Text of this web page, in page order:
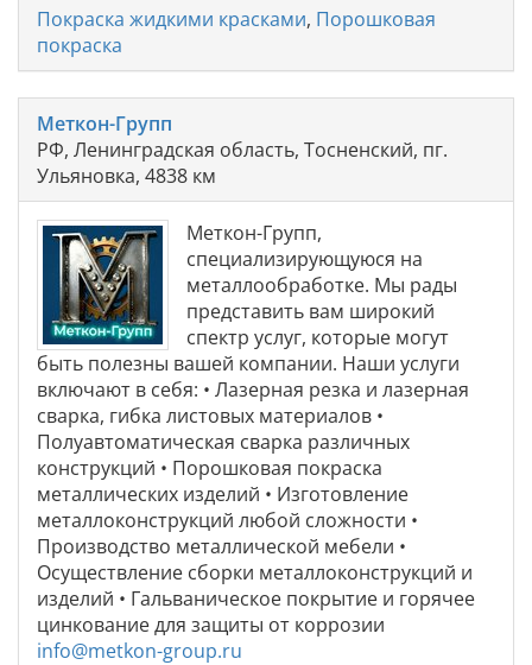
Покраска жидкими красками, Порошковая
покраска
Меткон-Групп
РФ, Ленинградская область, Тосненский, пг.
Ульяновка, 4838 км
Меткон-Групп,
специализирующуюся на
металлообработке. Мы рады
представить вам широкий
спектр услуг, которые могут
быть полезны вашей компании. Наши услуги
включают в себя: • Лазерная резка и лазерная
сварка, гибка листовых материалов •
Полуавтоматическая сварка различных
конструкций • Порошковая покраска
металлических изделий • Изготовление
металлоконструкций любой сложности •
Производство металлической мебели •
Осуществление сборки металлоконструкций и
изделий • Гальваническое покрытие и горячее
цинкование для защиты от коррозии
info@metkon-group.ru